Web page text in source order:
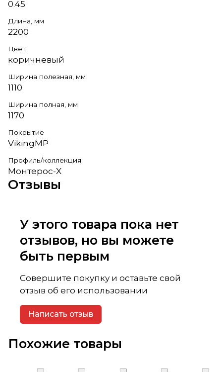
0.45
Длина, мм
2200
Цвет
коричневый
Ширина полезная, мм
1110
Ширина полная, мм
1170
Покрытие
VikingMP
Профиль/коллекция
Монтерос-X
Отзывы
У этого товара пока нет
отзывов, но вы можете
быть первым
Совершите покупку и оставьте свой
отзыв об его использовании
Написать отзыв
Похожие товары